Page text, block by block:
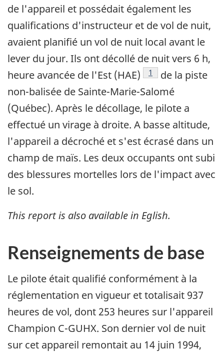
de l'appareil et possédait également les
qualifications d'instructeur et de vol de nuit,
avaient planifié un vol de nuit local avant le
lever du jour. Ils ont décollé de nuit vers 6 h,
heure avancée de l'Est (HAE)
Note de bas de page
1
de la piste
non-balisée de Sainte-Marie-Salomé
(Québec). Après le décollage, le pilote a
effectué un virage à droite. A basse altitude,
l'appareil a décroché et s'est écrasé dans un
champ de maïs. Les deux occupants ont subi
des blessures mortelles lors de l'impact avec
le sol.
This report is also available in Eglish.
Renseignements de base
Le pilote était qualifié conformément à la
réglementation en vigueur et totalisait 937
heures de vol, dont 253 heures sur l'appareil
Champion C-GUHX. Son dernier vol de nuit
sur cet appareil remontait au 14 juin 1994,